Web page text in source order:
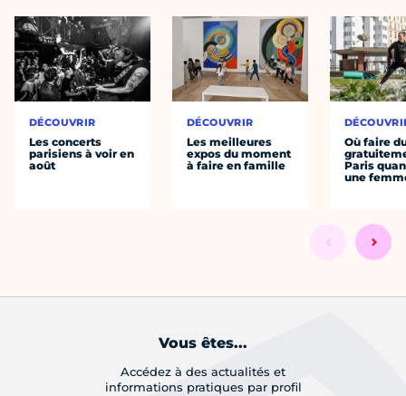
DÉCOUVRIR
Les concerts
parisiens à voir en
août
DÉCOUVRIR
Les meilleures
expos du moment
à faire en famille
Où faire
Paris
une
Vous êtes...
Accédez à des actualités et
informations pratiques par profil